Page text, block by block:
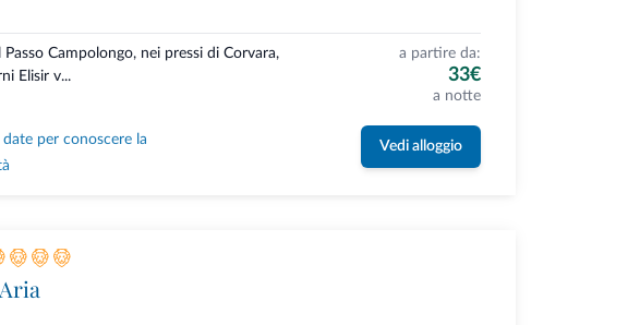
Campolongo, nei pressi di Corvara,
Elisir v...
a partire da:
33€
a notte
date per conoscere la
Vedi alloggio